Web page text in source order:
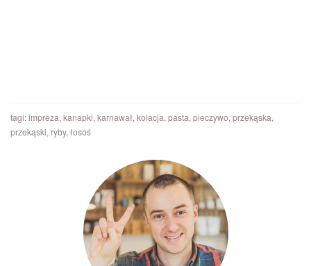
tagi:impreza, kanapki, karnawał, kolacja, pasta, pieczywo, przekąska,
przekąski, ryby, łosoś